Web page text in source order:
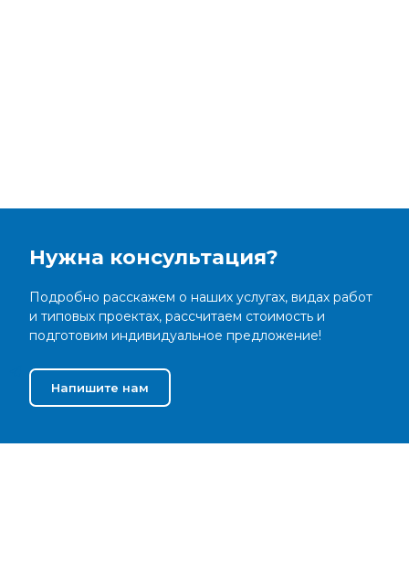
Нужна консультация?
Подробно расскажем о наших услугах, видах работ
и типовых проектах, рассчитаем стоимость и
подготовим индивидуальное предложение!
Напишите нам